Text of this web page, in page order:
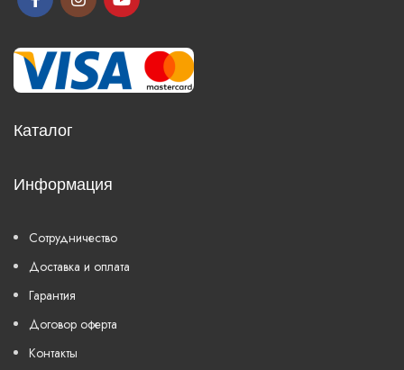
Каталог
Информация
Сотрудничество
Доставка и оплата
Гарантия
Договор оферта
Контакты